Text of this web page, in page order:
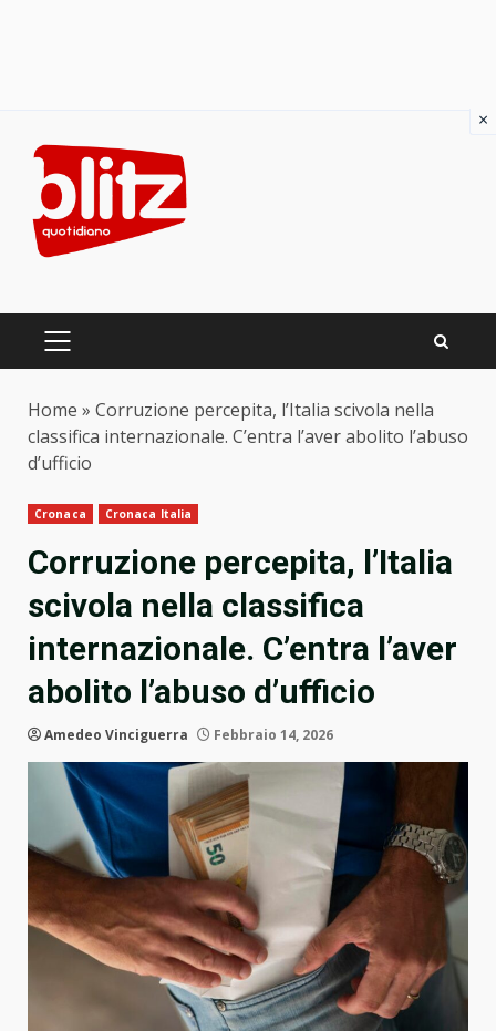
content
PRIMARY
Home » Corruzione percepita, l’Italia scivola nella
classifica internazionale. C’entra l’aver abolito l’abuso
d’ufficio
Cronaca Cronaca Italia
Corruzione percepita, l’Italia
scivola nella classifica
internazionale. C’entra l’aver
abolito l’abuso d’ufficio
Amedeo Vinciguerra Febbraio 14, 2026
×